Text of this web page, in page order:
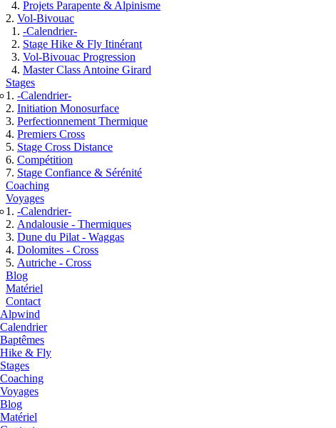
Projets Parapente & Alpinisme
Vol-Bivouac
-Calendrier-
Stage Hike & Fly Itinérant
Vol-Bivouac Progression
Master Class Antoine Girard
Stages
-Calendrier-
Initiation Monosurface
Perfectionnement Thermique
Premiers Cross
Stage Cross Distance
Compétition
Stage Confiance & Sérénité
Coaching
Voyages
-Calendrier-
Andalousie - Thermiques
Dune du Pilat - Waggas
Dolomites - Cross
Autriche - Cross
Blog
Matériel
Contact
Alpwind
Calendrier
Baptêmes
Hike & Fly
Stages
Coaching
Voyages
Blog
Matériel